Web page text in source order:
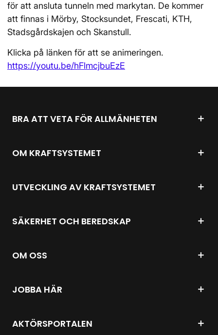
för att ansluta tunneln med markytan. De kommer
att finnas i Mörby, Stocksundet, Frescati, KTH,
Stadsgårdskajen och Skanstull.
Klicka på länken för att se animeringen.
https://youtu.be/hFlmcjbuEzE
BRA ATT VETA FÖR ALLMÄNHETEN
OM KRAFTSYSTEMET
UTVECKLING AV KRAFTSYSTEMET
SÄKERHET OCH BEREDSKAP
OM OSS
JOBBA HÄR
AKTÖRSPORTALEN